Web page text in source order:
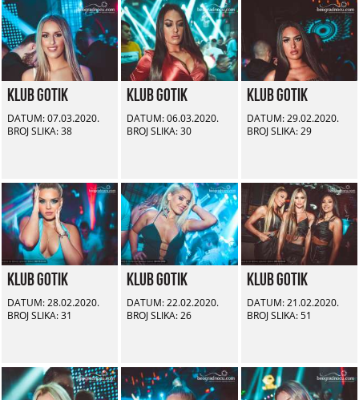
Klub Gotik
DATUM: 07.03.2020.
BROJ SLIKA: 38
Klub Gotik
DATUM: 06.03.2020.
BROJ SLIKA: 30
Klub Gotik
DATUM: 29.02.2020.
BROJ SLIKA: 29
Klub Gotik
DATUM: 28.02.2020.
BROJ SLIKA: 31
Klub Gotik
DATUM: 22.02.2020.
BROJ SLIKA: 26
Klub Gotik
DATUM: 21.02.2020.
BROJ SLIKA: 51